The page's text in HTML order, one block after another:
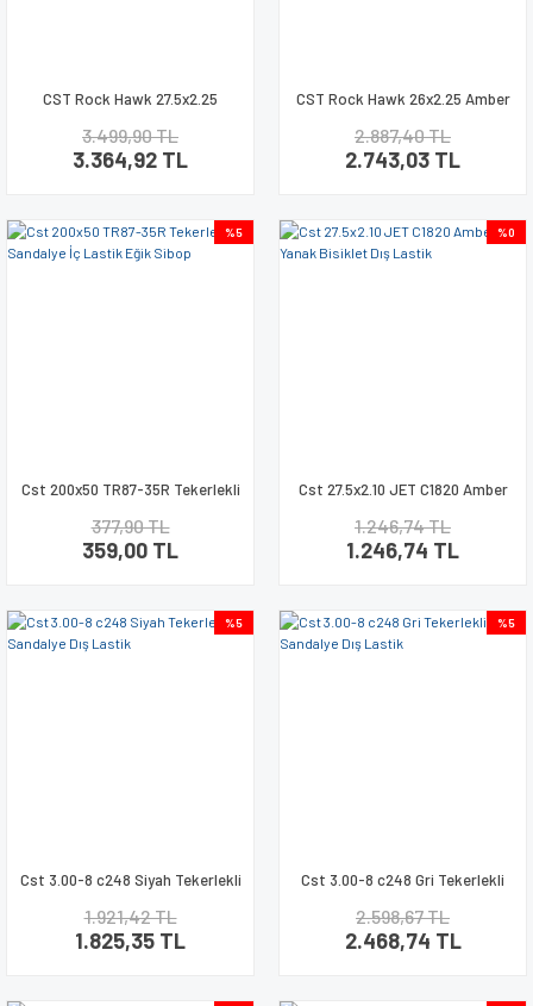
CST Rock Hawk 27.5x2.25
Seti
3.499,90 TL
3.364,92 TL
CST Rock Hawk 26x2.25 Amber
2.887,40 TL
2.743,03 TL
%5
Cst 200x50 TR87-35R Tekerlekli
377,90 TL
359,00 TL
%0
Cst 27.5x2.10 JET C1820 Amber
1.246,74 TL
1.246,74 TL
%5
Cst 3.00-8 c248 Siyah Tekerlekli
1.921,42 TL
1.825,35 TL
%5
Cst 3.00-8 c248 Gri Tekerlekli
2.598,67 TL
2.468,74 TL